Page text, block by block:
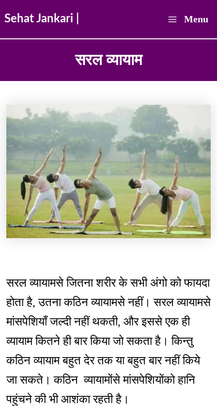
Sehat Jankari |
Main
Menu
सरल व्यायाम
सरल व्यायामसे जितना शरीर के सभी अंगो को फायदा
होता है, उतना कठिन व्यायामसे नहीं। सरल व्यायामसे
मांसपेशियाँ जल्दी नहीं थकती, और इससे एक ही
व्यायाम कितने ही बार किया जो सकता है। किन्तु
कठिन व्यायाम बहुत देर तक या बहुत बार नहीं किये
जा सकते। कठिन व्यायामोंसे मांसपेशियोंको हानि
पहुंचने की भी आशंका रहती है।